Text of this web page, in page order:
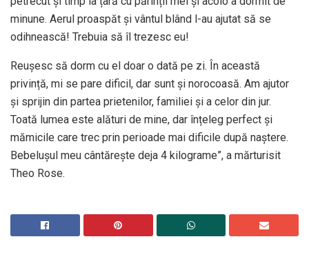
minune. Aerul proaspăt și vântul blând l-au ajutat să se
odihnească! Trebuia să îl trezesc eu!
Reușesc să dorm cu el doar o dată pe zi. În această
privință, mi se pare dificil, dar sunt și norocoasă. Am ajutor
și sprijin din partea prietenilor, familiei și a celor din jur.
Toată lumea este alături de mine, dar înțeleg perfect și
mămicile care trec prin perioade mai dificile după naștere.
Bebelușul meu cântărește deja 4 kilograme”, a mărturisit
Theo Rose.